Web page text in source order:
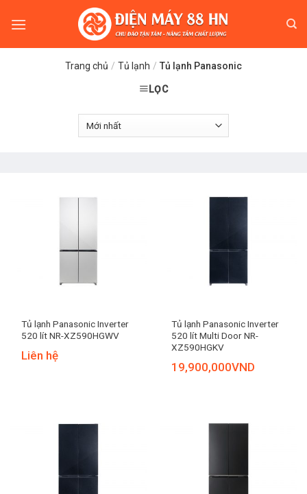
Trang chủ / Tủ lạnh / Tủ lạnh Panasonic
LỌC
Tủ lạnh Panasonic Inverter
520 lít NR-XZ590HGWV
Liên hệ
Tủ lạnh Panasonic Inverter
520 lít Multi Door NR-
XZ590HGKV
19,900,000VND